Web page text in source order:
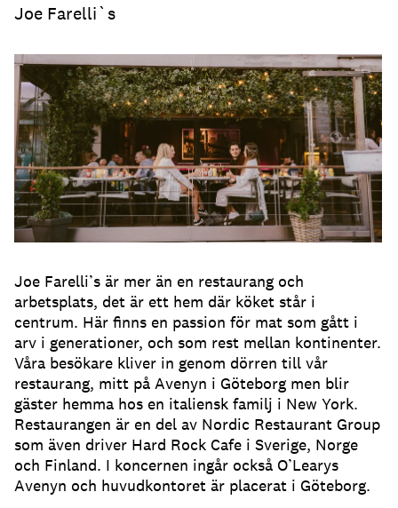
Joe Farelli`s
Joe Farelli’s är mer än en restaurang och
arbetsplats, det är ett hem där köket står i
centrum. Här finns en passion för mat som gått i
arv i generationer, och som rest mellan kontinenter.
Våra besökare kliver in genom dörren till vår
restaurang, mitt på Avenyn i Göteborg men blir
gäster hemma hos en italiensk familj i New York.
Restaurangen är en del av Nordic Restaurant Group
som även driver Hard Rock Cafe i Sverige, Norge
och Finland. I koncernen ingår också O’Learys
Avenyn och huvudkontoret är placerat i Göteborg.